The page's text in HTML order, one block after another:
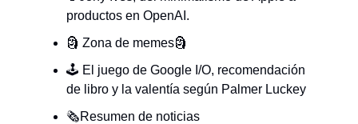
productos en OpenAI.
🗿 Zona de memes🗿
🕹️ El juego de Google I/O, recomendación
de libro y la valentía según Palmer Luckey
🗞️Resumen de noticias